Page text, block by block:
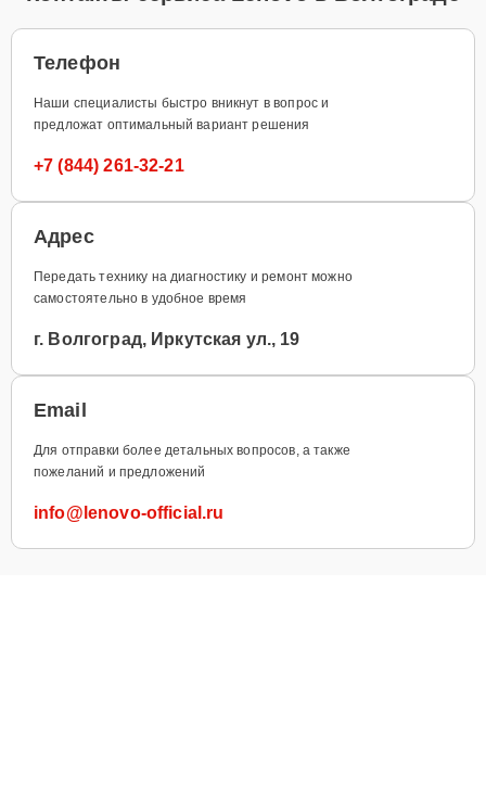
Телефон
Наши специалисты быстро вникнут в вопрос и
предложат оптимальный вариант решения
+7 (844) 261-32-21
Адрес
Передать технику на диагностику и ремонт можно
самостоятельно в удобное время
г. Волгоград, Иркутская ул., 19
Email
Для отправки более детальных вопросов, а также
пожеланий и предложений
info@lenovo-official.ru